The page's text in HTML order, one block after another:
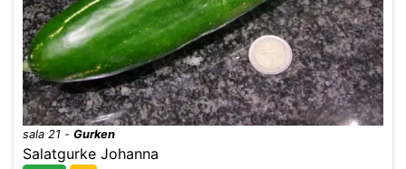
sala 21 - Gurken
Salatgurke Johanna